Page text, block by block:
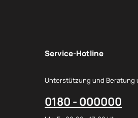
Service-Hotline
Unterstützung und Beratung
0180 - 000000